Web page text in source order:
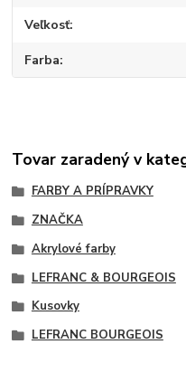
Veľkosť
Farba
Tovar zaradený v
FARBY A PRÍPRAVKY
ZNAČKA
Akrylové farby
LEFRANC & BOURGEOIS
Kusovky
LEFRANC BOURGEOIS